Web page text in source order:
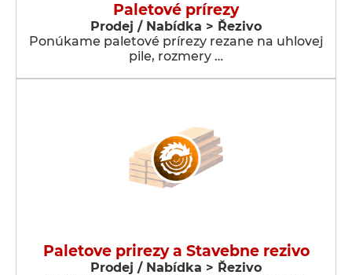
Paletové prírezy
Prodej / Nabídka > Řezivo
Ponúkame paletové prírezy rezane na uhlovej
pile, rozmery …
Paletove prirezy a Stavebne rezivo
Prodej / Nabídka > Řezivo